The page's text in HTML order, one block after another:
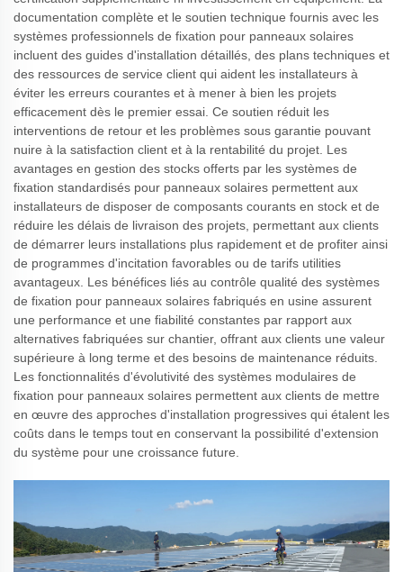
documentation complète et le soutien technique fournis avec les
systèmes professionnels de fixation pour panneaux solaires
incluent des guides d'installation détaillés, des plans techniques et
des ressources de service client qui aident les installateurs à
éviter les erreurs courantes et à mener à bien les projets
efficacement dès le premier essai. Ce soutien réduit les
interventions de retour et les problèmes sous garantie pouvant
nuire à la satisfaction client et à la rentabilité du projet. Les
avantages en gestion des stocks offerts par les systèmes de
fixation standardisés pour panneaux solaires permettent aux
installateurs de disposer de composants courants en stock et de
réduire les délais de livraison des projets, permettant aux clients
de démarrer leurs installations plus rapidement et de profiter ainsi
de programmes d'incitation favorables ou de tarifs utilities
avantageux. Les bénéfices liés au contrôle qualité des systèmes
de fixation pour panneaux solaires fabriqués en usine assurent
une performance et une fiabilité constantes par rapport aux
alternatives fabriquées sur chantier, offrant aux clients une valeur
supérieure à long terme et des besoins de maintenance réduits.
Les fonctionnalités d'évolutivité des systèmes modulaires de
fixation pour panneaux solaires permettent aux clients de mettre
en œuvre des approches d'installation progressives qui étalent les
coûts dans le temps tout en conservant la possibilité d'extension
du système pour une croissance future.